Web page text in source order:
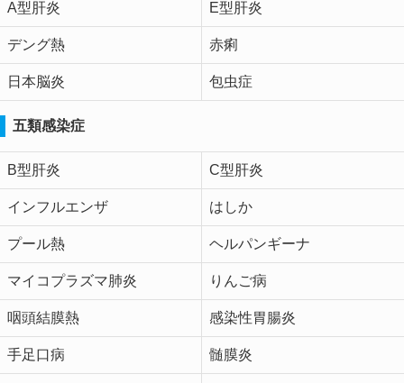
A型肝炎 E型肝炎
デング熱 赤痢
日本脳炎 包虫症
五類感染症
B型肝炎 C型肝炎
インフルエンザ はしか
プール熱 ヘルパンギーナ
マイコプラズマ肺炎 りんご病
咽頭結膜熱 感染性胃腸炎
手足口病 髄膜炎